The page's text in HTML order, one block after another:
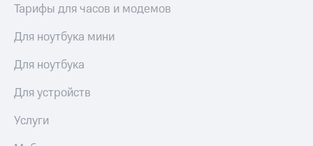
Другое
Регистратор
Контакты
деловая этика
Тарифы для часов и модемов
Для ноутбука мини
Для ноутбука
Для устройств
Услуги